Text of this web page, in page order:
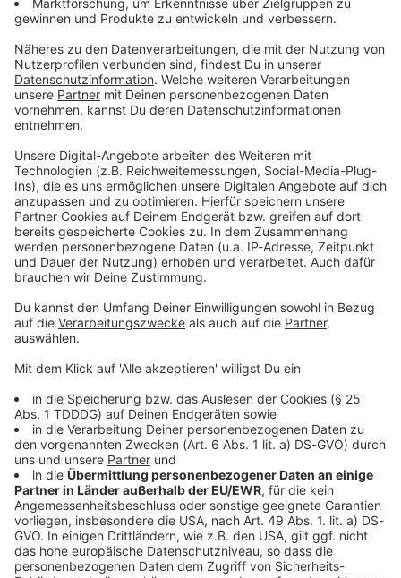
Du möchtest uns etwas sagen?
Studio Hotline
Kontaktformular
Sprachnachricht
© dpa-infocom, dpa:251203-930-372187/1
Bayern